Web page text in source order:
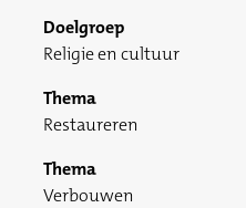
Doelgroep
Religie en cultuur
Thema
Restaureren
Thema
Verbouwen